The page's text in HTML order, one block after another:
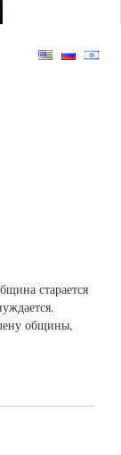
старается
общины,